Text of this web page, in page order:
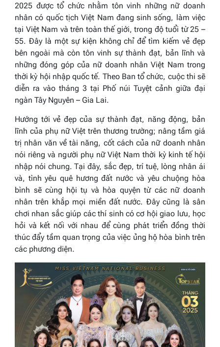
2025 được tổ chức nhằm tôn vinh những nữ doanh
nhân có quốc tịch Việt Nam đang sinh sống, làm việc
tại Việt Nam và trên toàn thế giới, trong độ tuổi từ 25 –
55. Đây là một sự kiện không chỉ để tìm kiếm vẻ đẹp
bên ngoài mà còn tôn vinh sự thành đạt, bản lĩnh và
những đóng góp của nữ doanh nhân Việt Nam trong
thời kỳ hội nhập quốc tế. Theo Ban tổ chức, cuộc thi sẽ
diễn ra vào tháng 3 tại Phố núi Tuyệt cảnh giữa đại
ngàn Tây Nguyên – Gia Lai.
Hướng tới vẻ đẹp của sự thành đạt, năng động, bản
lĩnh của phụ nữ Việt trên thương trường; nâng tầm giá
trị nhân văn về tài năng, cốt cách của nữ doanh nhân
nói riêng và người phụ nữ Việt Nam thời kỳ kinh tế hội
nhập nói chung. Tại đây, sắc đẹp, trí tuệ, lòng nhân ái
và, tình yêu quê hương đất nước và yêu chuộng hòa
bình sẽ cùng hội tụ và hòa quyện từ các nữ doanh
nhân trên khắp mọi miền đất nước. Đây cũng là sân
chơi nhan sắc giúp các thí sinh có cơ hội giao lưu, học
hỏi và kết nối với nhau để cùng phát triển đồng thời
thúc đẩy tầm quan trọng của việc ủng hộ hòa bình trên
các phương diện.